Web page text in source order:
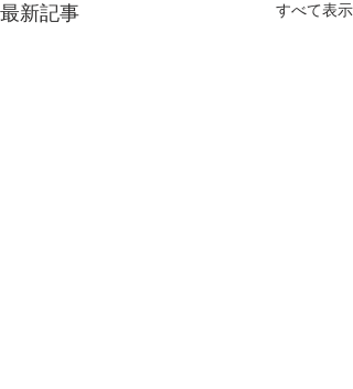
最新記事 すべて表示